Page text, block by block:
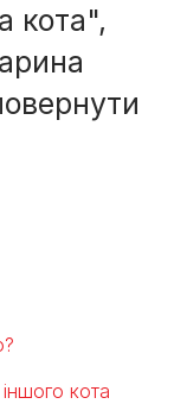
кота",
кота